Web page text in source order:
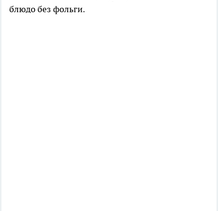
блюдо без фольги.